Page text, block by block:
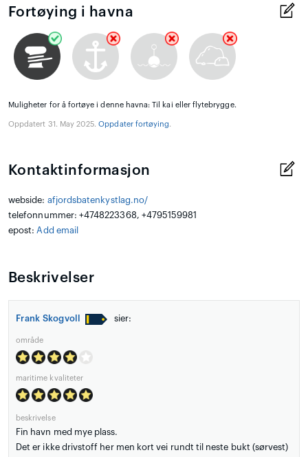
Fortøying i havna
Muligheter for å fortøye i denne havna: Til kai eller flytebrygge.
Oppdatert 31. May 2025.Oppdater fortøying.
Kontaktinformasjon
webside: afjordsbatenkystlag.no/
telefonnummer: +4748223368, +4795159981
epost: Add email
Beskrivelser
Frank Skogvoll sier:
område
maritime kvaliteter
beskrivelse
Fin havn med mye plass.
Det er ikke drivstoff her men kort vei rundt til neste bukt (sørvest)